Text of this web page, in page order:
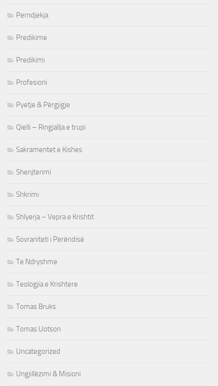
Perndjekja
Predikime
Predikimi
Profesioni
Pyetje & Përgjigje
Qielli – Ringjallja e trupi
Sakramentet e Kishes
Shenjterimi
Shkrimi
Shlyerja – Vepra e Krishtit
Sovraniteti i Perëndisë
Te Ndryshme
Teologjia e Krishtere
Tomas Bruks
Tomas Uotson
Uncategorized
Ungjillëzimi & Misioni